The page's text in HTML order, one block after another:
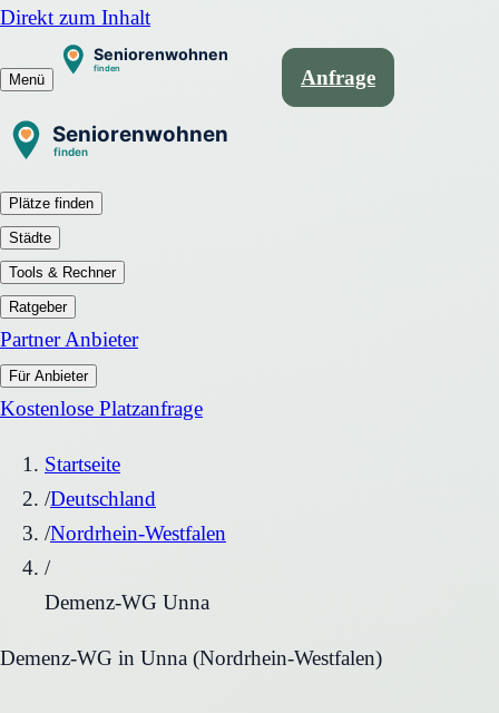
Direkt zum Inhalt
Menü Anfrage
Plätze finden
Städte
Tools & Rechner
Ratgeber
Partner Anbieter
Für Anbieter
Kostenlose Platzanfrage
Startseite
/Deutschland
/Nordrhein-Westfalen
/
Demenz-WG Unna
Demenz-WG in Unna (Nordrhein-Westfalen)